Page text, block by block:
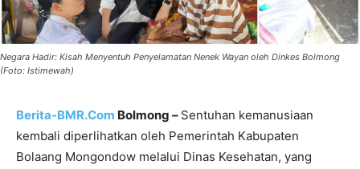
Negara Hadir: Kisah Menyentuh Penyelamatan Nenek Wayan oleh Dinkes Bolmong
(Foto: Istimewah)
Berita-BMR.Com Bolmong – Sentuhan kemanusiaan
kembali diperlihatkan oleh Pemerintah Kabupaten
Bolaang Mongondow melalui Dinas Kesehatan, yang